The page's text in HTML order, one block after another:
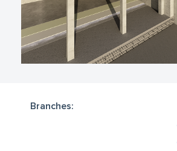
Branches: